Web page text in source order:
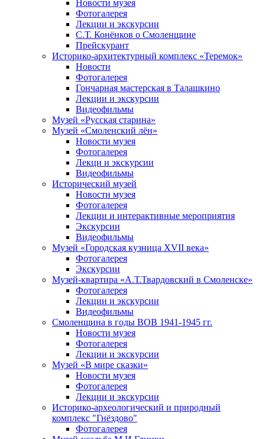
Новости музея
Фотогалерея
Лекции и экскурсии
С.Т. Конёнков о Смоленщине
Прейскурант
Историко-архитектурный комплекс «Теремок»
Новости
Фотогалерея
Гончарная мастерская в Талашкино
Лекции и экскурсии
Видеофильмы
Музей «Русская старина»
Музей «Смоленский лён»
Новости музея
Фотогалерея
Лекци и экскурсии
Видеофильмы
Исторический музей
Новости музея
Фотогалерея
Лекции и интерактивные мероприятия
Экскурсии
Видеофильмы
Музей «Городская кузница XVII века»
Фотогалерея
Экскурсии
Музей-квартира «А.Т.Твардовский в Смоленске»
Фотогалерея
Лекции и экскурсии
Видеофильмы
Смоленщина в годы ВОВ 1941-1945 гг.
Новости музея
Фотогалерея
Лекции и экскурсии
Музей «В мире сказки»
Новости музея
Фотогалерея
Лекции и экскурсии
Историко-археологический и природный
комплекс "Гнёздово"
Фотогалерея